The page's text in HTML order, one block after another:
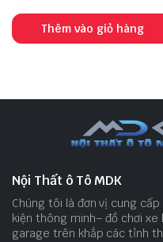
Thêm vào giỏ hàng
Nội Thất ô Tô MDK
Chúng tôi là đơn vị cung
kiện thông minh– đồ chơi
garage trên khắp các tỉnh